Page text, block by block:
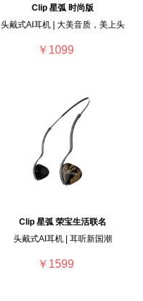
Clip 星弧 时尚版
头戴式AI耳机 | 大美音质，美上头
￥1099
Clip 星弧 荣宝生活联名
头戴式AI耳机 | 耳听新国潮
￥1599